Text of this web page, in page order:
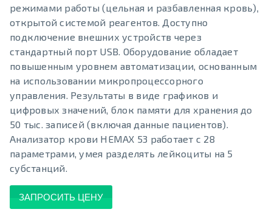
режимами работы (цельная и разбавленная кровь),
открытой системой реагентов. Доступно
подключение внешних устройств через
стандартный порт USB. Оборудование обладает
повышенным уровнем автоматизации, основанным
на использовании микропроцессорного
управления. Результаты в виде графиков и
цифровых значений, блок памяти для хранения до
50 тыс. записей (включая данные пациентов).
Анализатор крови HEMAX 53 работает с 28
параметрами, умея разделять лейкоциты на 5
субстанций.
ЗАПРОСИТЬ ЦЕНУ